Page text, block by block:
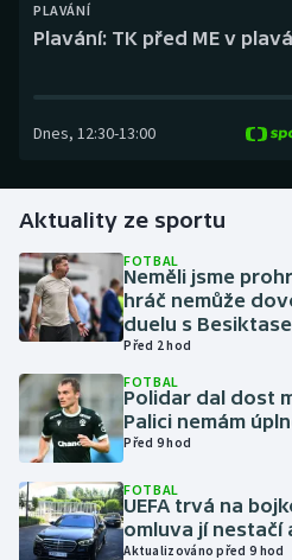
Curling
Florbal
Golf
Gymnastika
Házená
Jezdectví
Judo
Krasobruslení
PLAVÁNÍ
Plavání: TK před ME v
Dnes, 12:30-13:00
Aktuality ze sportu
FOTBAL
Neměli jsme
hráč nemůže
duelu s
Před 2 hod
FOTBAL
Polidar dal dost
Palici nemám
Před 9 hod
FOTBAL
UEFA trvá na
omluva jí nestačí
Aktualizováno před 9 hod